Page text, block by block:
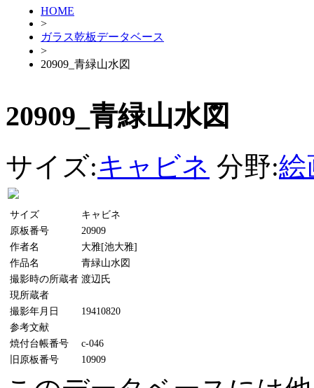
HOME
>
ガラス乾板データベース
>
20909_青緑山水図
20909_青緑山水図
サイズ:キャビネ 分野:絵
サイズ
キャビネ
原板番号
20909
作者名
大雅[池大雅]
作品名
青緑山水図
撮影時の所蔵者 渡辺氏
現所蔵者
撮影年月日
19410820
参考文献
焼付台帳番号
c-046
旧原板番号
10909